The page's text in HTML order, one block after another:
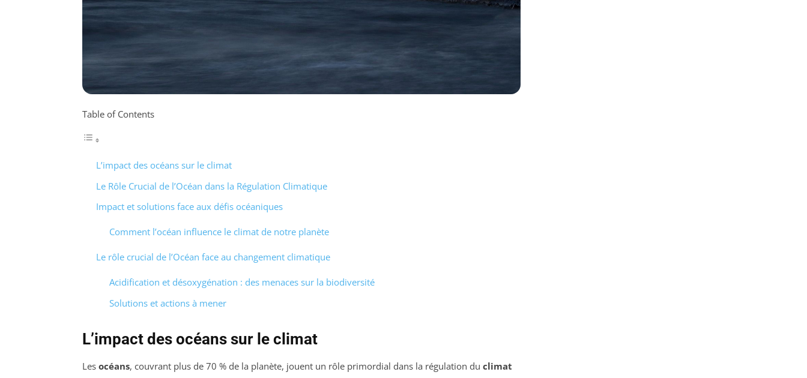
Table of Contents
L’impact des océans sur le climat
Le Rôle Crucial de l’Océan dans la Régulation Climatique
Impact et solutions face aux défis océaniques
Comment l’océan influence le climat de notre planète
Le rôle crucial de l’Océan face au changement climatique
Acidification et désoxygénation : des menaces sur la biodiversité
Solutions et actions à mener
L’impact des océans sur le climat
Les océans, couvrant plus de 70 % de la planète, jouent un rôle primordial dans la régulation du climat